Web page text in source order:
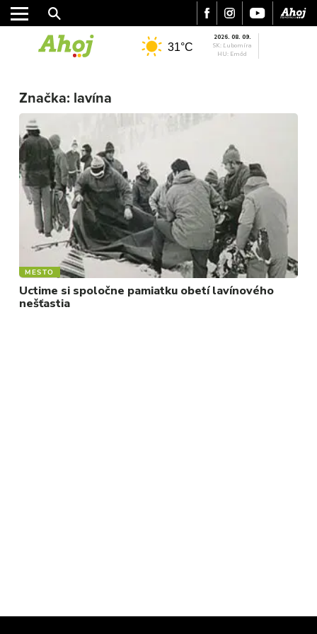
REGIÓN
FOTKY
VIDEO
MIX
31°C
2026. 08. 09.
SK: Ľubomíra
HU: Emőd
Značka: lavína
MESTO
Uctime si spoločne pamiatku obetí lavínového
nešťastia